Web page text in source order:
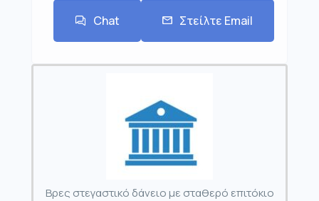
Chat Στείλτε Email
Βρες στεγαστικό δάνειο με σταθερό επιτόκιο